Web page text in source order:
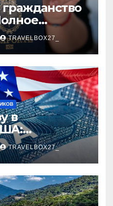
TRAVELBOX27_
в
TRAVELBOX27_